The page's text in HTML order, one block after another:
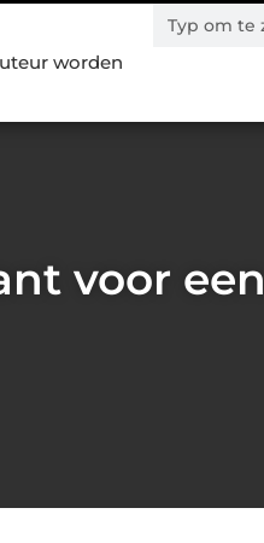
worden
voor een